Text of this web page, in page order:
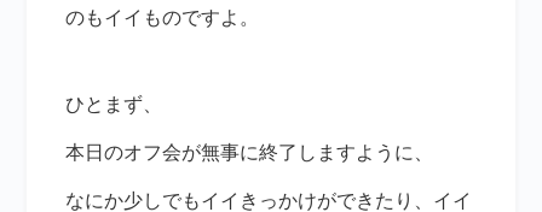
のもイイものですよ。
ひとまず、
本日のオフ会が無事に終了しますように、
なにか少しでもイイきっかけができたり、イイ